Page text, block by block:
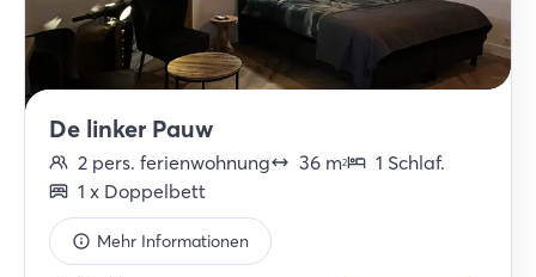
De linker Pauw
2 pers. ferienwohnung 36 m2 1 Schlaf.
1 x Doppelbett
Mehr Informationen